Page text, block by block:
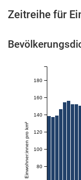
Zeitreihe für
Einwohner:innen pro km² 80
100
120
140
160
180